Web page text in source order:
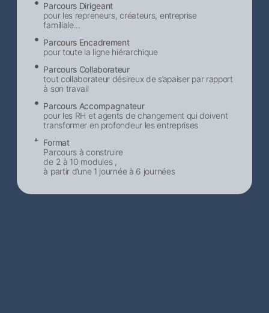
Parcours Dirigeant
pour les repreneurs, créateurs, entreprise
familiale...
Parcours Encadrement
pour toute la ligne hiérarchique
Parcours Collaborateur
tout collaborateur désireux de s’apaiser par rapport
à son travail
Parcours Accompagnateur
pour les RH et agents de changement qui doivent
transformer en profondeur les entreprises
Format
Parcours à construire
de 2 à 10 modules ,
à partir d’une 1 journée à 6 journées